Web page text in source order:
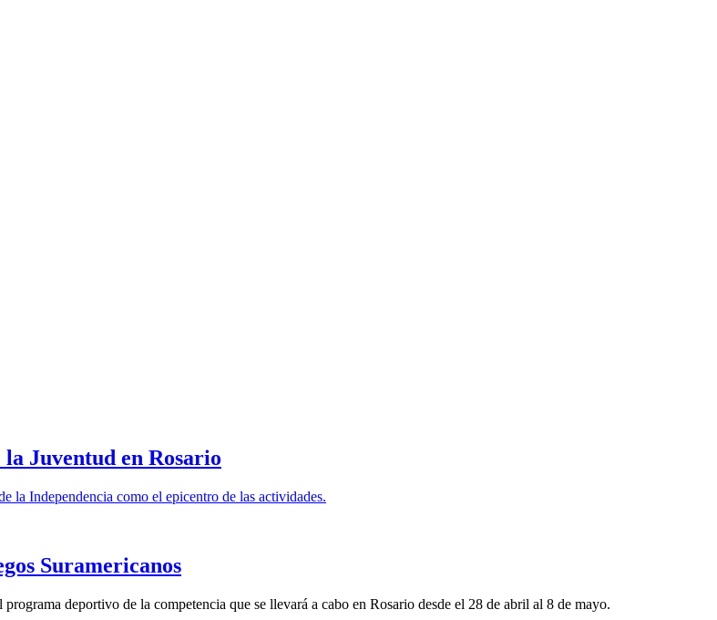
Juventud en Rosario
la Independencia como el epicentro de las actividades.
Suramericanos
deportivo de la competencia que se llevará a cabo en Rosario desde el 28 de abril al 8 de mayo.